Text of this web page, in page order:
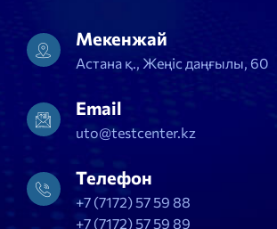
Мекенжай
Астана қ., Жеңіс даңғылы, 60
Email
uto@testcenter.kz
Телефон
+7 (7172) 57 59 88
+7 (7172) 57 59 89